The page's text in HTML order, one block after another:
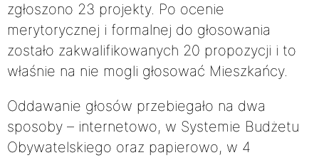
zgłoszono 23 projekty. Po ocenie
merytorycznej i formalnej do głosowania
zostało zakwalifikowanych 20 propozycji i to
właśnie na nie mogli głosować Mieszkańcy.
Oddawanie głosów przebiegało na dwa
sposoby – internetowo, w Systemie Budżetu
Obywatelskiego oraz papierowo, w 4